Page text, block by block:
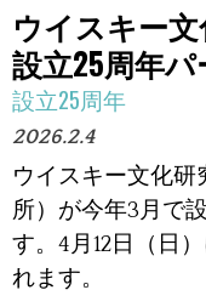
ウイスキー
設立25周年
設立25周年
2026.2.4
ウイスキー文化研
所）が今年3月で
す。 4月12日（日
れます。